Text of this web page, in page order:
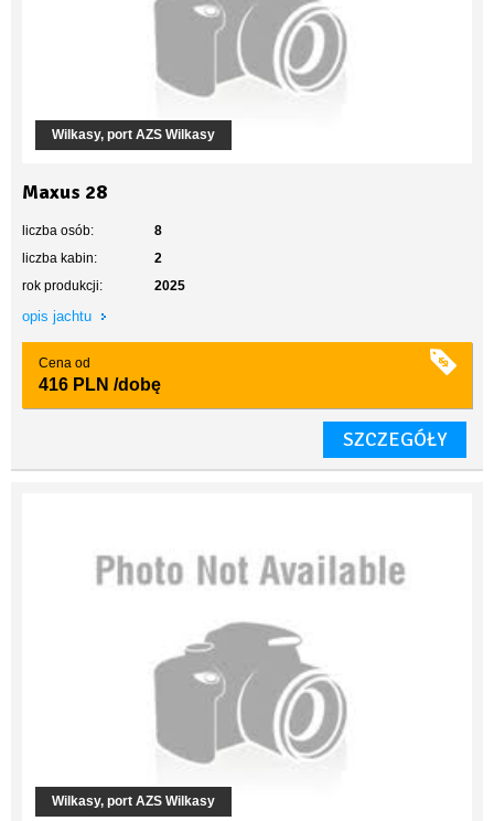
Wilkasy, port AZS Wilkasy
Maxus 28
liczba osób:
8
liczba kabin:
2
rok produkcji:
2025
opis jachtu
Cena od
416 PLN /dobę
SZCZEGÓŁY
Wilkasy, port AZS Wilkasy